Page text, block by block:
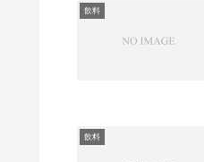
飲料
飲料